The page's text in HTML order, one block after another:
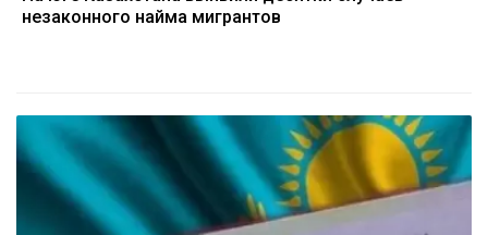
незаконного найма мигрантов